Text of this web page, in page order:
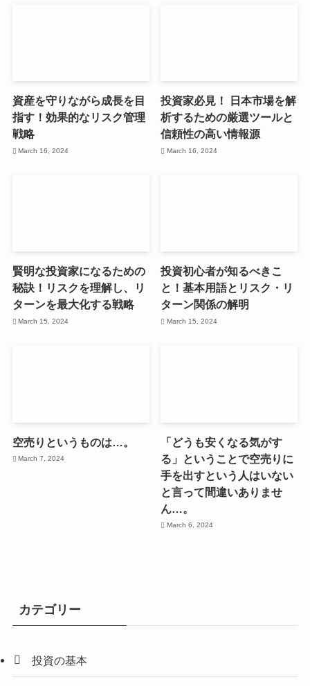
資産を守りながら成長を目
指す！効果的なリスク管理
戦略
March 16, 2024
投資家必見！ 日本市場を解
析するための厳選ツールと
信頼性の高い情報源
March 16, 2024
賢明な投資家になるための
秘訣！リスクを理解し、リ
ターンを最大化する戦略
March 15, 2024
投資初心者が知るべきこ
と！基本用語とリスク・リ
ターン関係の解明
March 15, 2024
空売りというものは…。
March 7, 2024
「どうも安くなる気がす
る」ということで空売りに
手を出すという人はいない
と言って間違いありませ
ん…。
March 6, 2024
カテゴリー
投資の基本